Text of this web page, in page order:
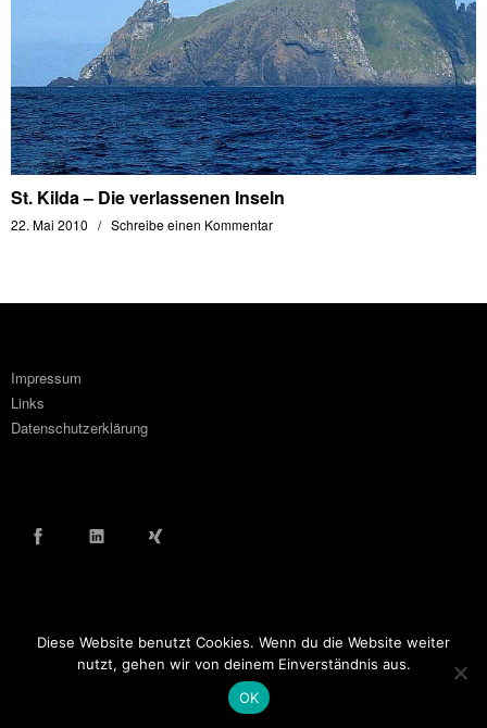
St. Kilda – Die verlassenen Inseln
22. Mai 2010 Schreibe einen Kommentar
Impressum
Links
Datenschutzerklärung
© COPYRIGHT WOLF ORTLINGHAUS 2016
Diese Website benutzt Cookies. Wenn du die Website weiter
nutzt, gehen wir von deinem Einverständnis aus.
OK